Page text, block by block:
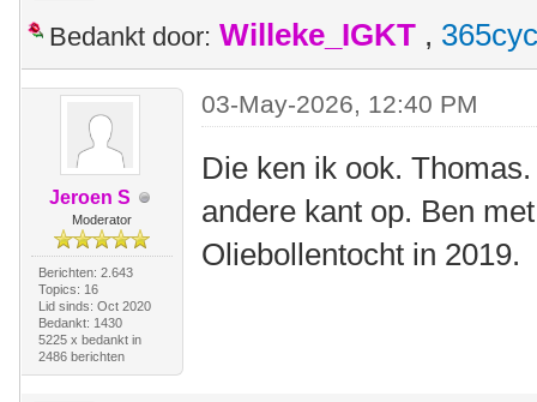
Bedankt door: Willeke_IGKT ,
Jeroen S
Moderator
Berichten: 2.643
Topics: 16
Lid sinds: Oct 2020
Bedankt: 1430
5225 x bedankt in
2486 berichten
03-May-2026, 12:40 PM
Die ken ik ook.
andere kant op. Ben
Oliebollentocht in 2019.